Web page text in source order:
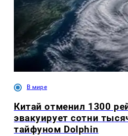
В мире
Китай отменил 1300
эвакуирует сотни
тайфуном Dolphin